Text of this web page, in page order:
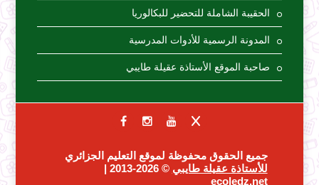
الحقيبة الشاملة للتحضير للبكالوريا
المدونة الرسمية للأدوات المدرسية
صاحبة الموقع الأستاذة عقيلة طايبي
جميع الحقوق محفوظة لموقع التعليم الجزائري
للأستاذة عقيلة طايبي © 2026-2013 |
ecoledz.net